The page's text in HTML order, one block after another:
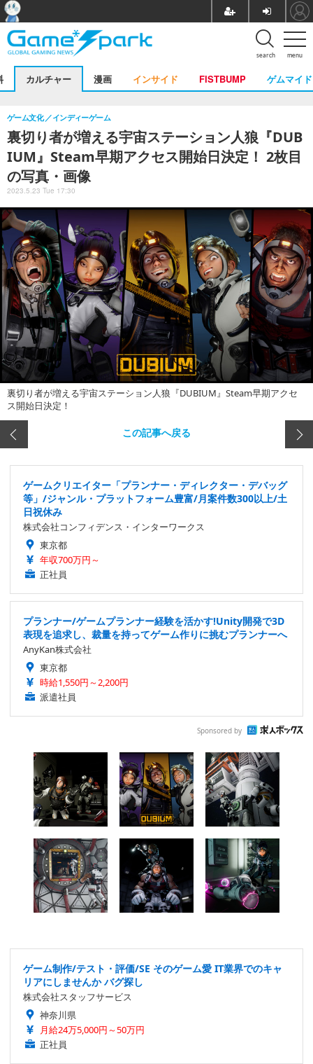
menu
search
カルチャー 漫画 インサイド FISTBUMP ゲムマイド
裏切り者が増える宇宙ステーション人狼『DUB
IUM』Steam早期アクセス開始日決定！ 2枚目
の写真・画像
ゲーム文化 インディーゲーム
2023.5.23 Tue 17:30
裏切り者が増える宇宙ステーション人狼『DUBIUM』Steam早期アクセ
ス開始日決定！
この記事へ戻る
ゲームクリエイター「プランナー・ディレクター・デバッグ
等」/ジャンル・プラットフォーム豊富/月案件数300以上/土
日祝休み
株式会社コンフィデンス・インターワークス
東京都
年収700万円～
正社員
プランナー/ゲームプランナー経験を活かす!Unity開発で3D
表現を追求し、裁量を持ってゲーム作りに挑むプランナーへ
AnyKan株式会社
東京都
時給1,550円～2,200円
派遣社員
Sponsored by
ゲーム制作/テスト・評価/SE そのゲーム愛 IT業界でのキャ
リアにしませんか バグ探し
株式会社スタッフサービス
神奈川県
月給24万5,000円～50万円
正社員